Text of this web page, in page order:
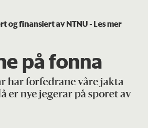
og finansiert av NTNU- Les mer
på fonna
har forfedrane våre jakta
er nye jegerar på sporet av